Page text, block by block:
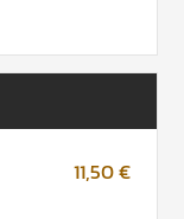
11,50 €